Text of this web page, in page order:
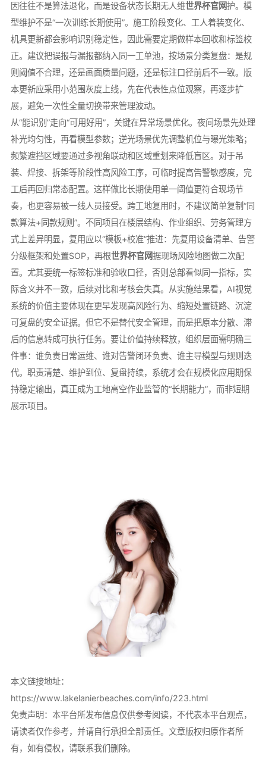
因往往不是算法退化，而是设备状态长期无人维世界杯官网护。模
型维护不是“一次训练长期使用”。施工阶段变化、工人着装变化、
机具更新都会影响识别稳定性，因此需要定期做样本回收和标签校
正。建议把误报与漏报都纳入同一工单池，按场景分类复盘：是规
则阈值不合理，还是画面质量问题，还是标注口径前后不一致。版
本更新应采用小范围灰度上线，先在代表性点位观察，再逐步扩
展，避免一次性全量切换带来管理波动。
从“能识别”走向“可用好用”，关键在异常场景优化。夜间场景先处理
补光均匀性，再看模型参数；逆光场景优先调整机位与曝光策略；
频繁遮挡区域要通过多视角联动和区域重划来降低盲区。对于吊
装、焊接、拆架等阶段性高风险工序，可临时提高告警敏感度，完
工后再回归常态配置。这样做比长期使用单一阈值更符合现场节
奏，也更容易被一线人员接受。跨工地复用时，不建议简单复制“同
款算法+同款规则”。不同项目在楼层结构、作业组织、劳务管理方
式上差异明显，复用应以“模板+校准”推进：先复用设备清单、告警
分级框架和处置SOP，再根世界杯官网据现场风险地图做二次配
置。尤其要统一标签标准和验收口径，否则总部看似同一指标，实
际含义并不一致，后续对比和考核会失真。从实施结果看，AI视觉
系统的价值主要体现在更早发现高风险行为、缩短处置链路、沉淀
可复盘的安全证据。但它不是替代安全管理，而是把原本分散、滞
后的信息转成可执行任务。要让价值持续释放，组织层面需明确三
件事：谁负责日常运维、谁对告警闭环负责、谁主导模型与规则迭
代。职责清楚、维护到位、复盘持续，系统才会在规模化应用期保
持稳定输出，真正成为工地高空作业监管的“长期能力”，而非短期
展示项目。
本文链接地址：
https://www.lakelanierbeaches.com/info/223.html
免责声明：本平台所发布信息仅供参考阅读，不代表本平台观点，
请读者仅作参考，并请自行承担全部责任。文章版权归原作者所
有，如有侵权，请联系我们删除。